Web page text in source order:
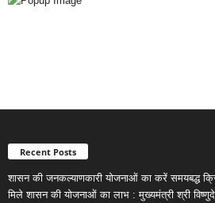
Recent Posts
शासन की जनकल्याणकारी योजनाओं का करें समयबद्ध
मिले शासन की योजनाओं का लाभ : मुख्यमंत्री श्री